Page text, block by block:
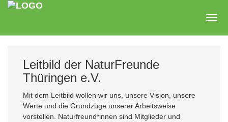
Zum
Leitbild der NaturFreunde
Thüringen e.V.
Mit dem Leitbild wollen wir uns, unsere Vision, unsere
Werte und die Grundzüge unserer Arbeitsweise
vorstellen. Naturfreund*innen sind Mitglieder und